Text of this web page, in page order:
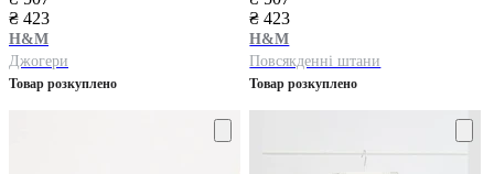
₴ 423
H&M
Джогери
Товар розкуплено
₴ 423
H&M
Повсякденні штани
Товар розкуплено